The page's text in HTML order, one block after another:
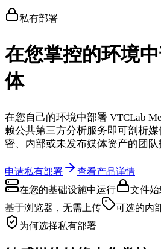
私有部署
在您掌控的环境
体
在您自己的环境中部署 VTCLab
赖公共第三方分析服务即可剖析
密、内部或未发布媒体资产的团队
申请私有部署
查看产品详情
在您的基础设施中运行
文件
基于浏览器，无需上传
可选的内
为何选择私有部署